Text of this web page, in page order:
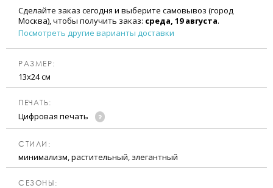
Сделайте заказ сегодня и выберите самовывоз (город
Москва), чтобы получить заказ: среда, 19 августа.
Посмотреть другие варианты доставки
РАЗМЕР:
13х24 см
ПЕЧАТЬ:
Цифровая печать
CТИЛИ:
минимализм, растительный, элегантный
CЕЗОНЫ: